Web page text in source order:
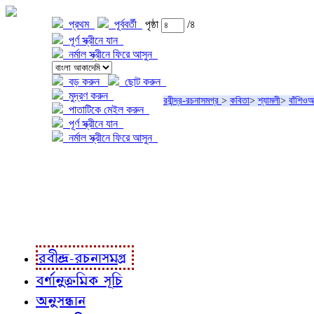
প্রথম পূর্ববর্তী পৃষ্ঠা
/৪
পূর্ণ স্ক্রীনে যান
নর্মাল স্ক্রীনে ফিরে আসুন
বড় করুন
ছোট করুন
মুদ্রণ করুন
পাতাটিকে মেইল করুন
পূর্ণ স্ক্রীনে যান
নর্মাল স্ক্রীনে ফিরে আসুন
রবীন্দ্র-রচনাসমগ্র > কবিতা>শ্যামলী>
রবীন্দ্র-রচনাসমগ্র
বর্ণানুক্রমিক সূচি
অনুসন্ধান